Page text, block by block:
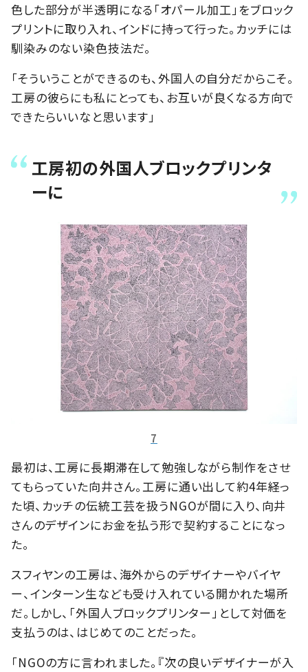
色した部分が半透明になる「オパール加工」をブロック
プリントに取り入れ、インドに持って行った。カッチには
馴染みのない染色技法だ。
「そういうことができるのも、外国人の自分だからこそ。
工房の彼らにも私にとっても、お互いが良くなる方向で
できたらいいなと思います」
工房初の外国人ブロックプリンタ
ーに
7
最初は、工房に長期滞在して勉強しながら制作をさせ
てもらっていた向井さん。工房に通い出して約4年経っ
た頃、カッチの伝統工芸を扱うNGOが間に入り、向井
さんのデザインにお金を払う形で契約することになっ
た。
スフィヤンの工房は、海外からのデザイナーやバイヤ
ー、インターン生なども受け入れている開かれた場所
だ。しかし、「外国人ブロックプリンター」として対価を
支払うのは、はじめてのことだった。
「NGOの方に言われました。『次の良いデザイナーが入